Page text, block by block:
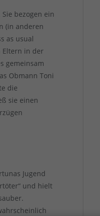
bezogen ein
(in anderen
as usual
Eltern in der
gemeinsam
Obmann Toni
die
sie einen
Jugend
und hielt